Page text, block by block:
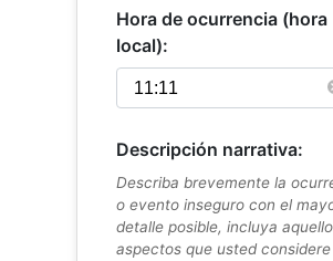
Hora de ocurrencia (hora
local):
Descripción narrativa:
Describa brevemente la
o evento inseguro con el
detalle posible, incluya
aspectos que usted considere